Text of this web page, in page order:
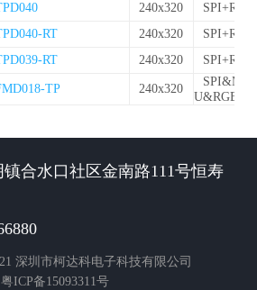
240x320
SPI+RGB
RT
240x320
SPI+RGB
RT
240x320
SPI+RGB
TP
240x320
SPI&MC
U&RGB
合水口社区金南路111号恒寿
深圳市柯达科电子科技有限公司
粤ICP备15093311号